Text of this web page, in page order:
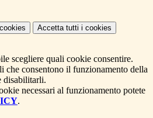
Accetta tutti i cookies
scegliere quali cookie consentire.
che consentono il funzionamento della
disabilitarli.
necessari al funzionamento potete
.